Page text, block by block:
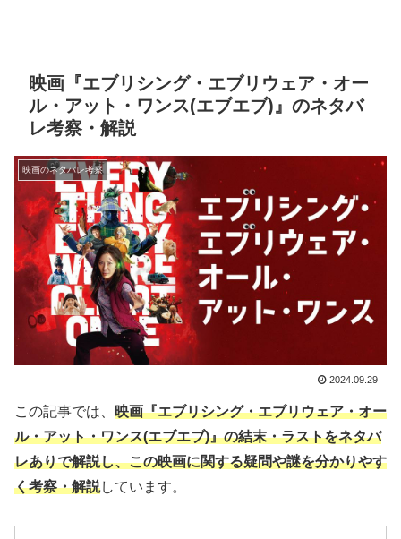
映画『エブリシング・エブリウェア・オー
ル・アット・ワンス(エブエブ)』のネタバ
レ考察・解説
映画のネタバレ考察
2024.09.29
この記事では、 映画『エブリシング・エブリウェア・オー
ル・アット・ワンス(エブエブ)』の結末・ラストをネタバ
レありで解説し、この映画に関する疑問や謎を分かりやす
く考察・解説しています。